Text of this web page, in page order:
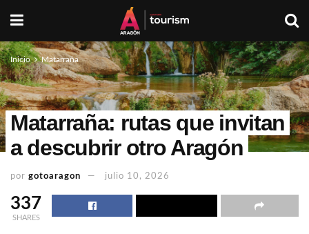
Inicio Matarraña
Matarraña: rutas que invitan
a descubrir otro Aragón
por gotoaragon julio 10, 2026
337
SHARES